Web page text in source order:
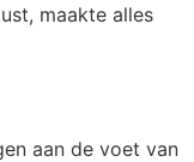
maakte alles
aan de voet van